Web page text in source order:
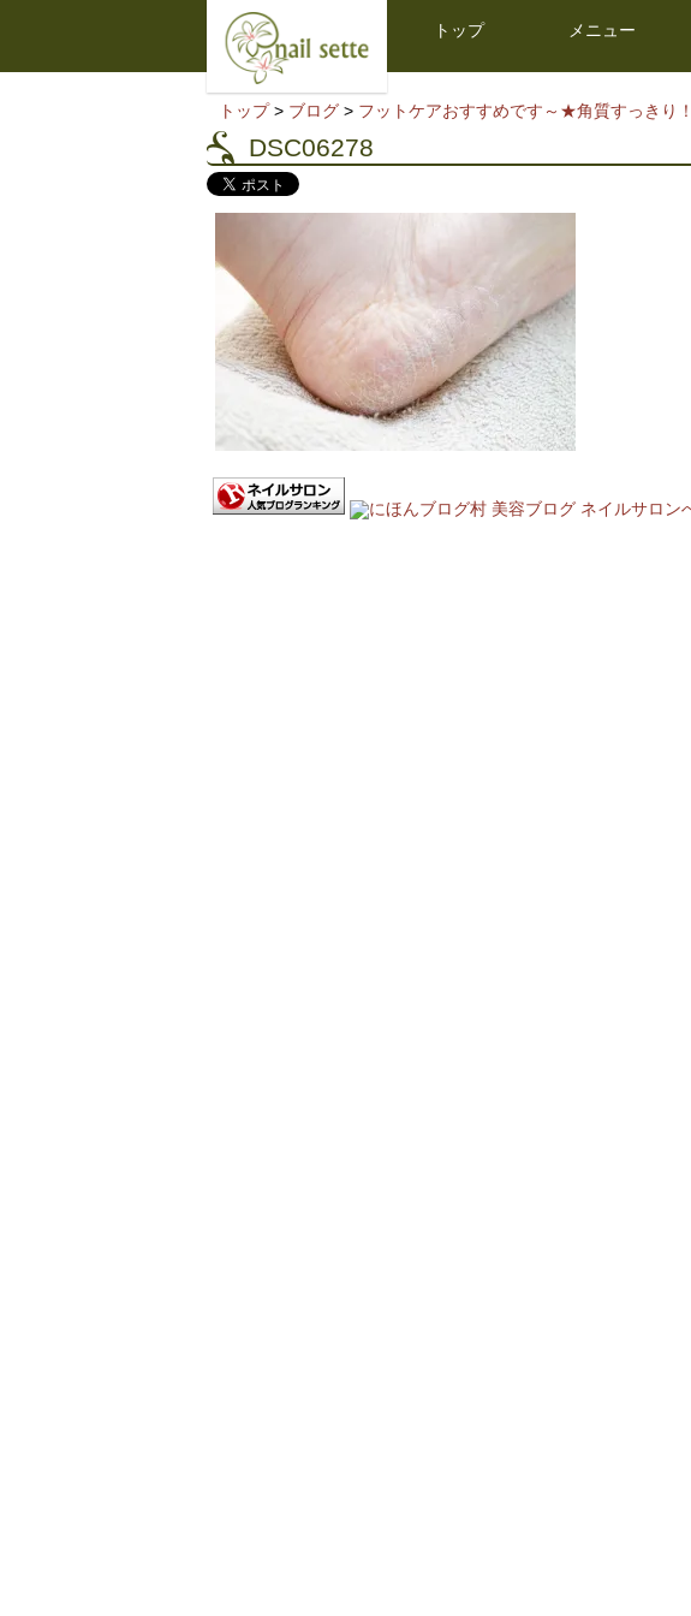
トップ メニュー
トップ> ブログ > フットケアおすすめです～★角質すっきり！
DSC06278